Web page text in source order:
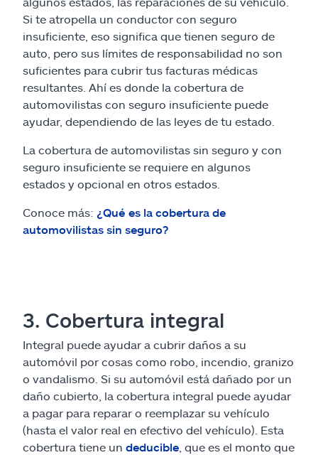
Si te atropella un conductor con seguro
insuficiente, eso significa que tienen seguro de
auto, pero sus límites de responsabilidad no son
suficientes para cubrir tus facturas médicas
resultantes. Ahí es donde la cobertura de
automovilistas con seguro insuficiente puede
ayudar, dependiendo de las leyes de tu estado.
La cobertura de automovilistas sin seguro y con
seguro insuficiente se requiere en algunos
estados y opcional en otros estados.
Conoce más: ¿Qué es la cobertura de
automovilistas sin seguro?
3. Cobertura integral
Integral puede ayudar a cubrir daños a su
automóvil por cosas como robo, incendio, granizo
o vandalismo. Si su automóvil está dañado por un
daño cubierto, la cobertura integral puede ayudar
a pagar para reparar o reemplazar su vehículo
(hasta el valor real en efectivo del vehículo). Esta
cobertura tiene un deducible , que es el monto que